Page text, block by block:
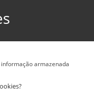
armazenada